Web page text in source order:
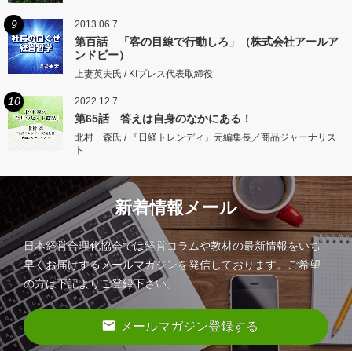
9 2013.06.7
第百話 「客の目線で行動しろ」（株式会社アールア
ンドビー）
上妻英夫氏 / KIプレス代表取締役
10 2022.12.7
第65話 答えは自身のなかにある！
北村 森氏 / 『日経トレンディ』元編集長／商品ジャーナリス
ト
新着情報メール
日本経営合理化協会では経営コラムや教材の最新情報をいち
早くお届けするメールマガジンを発信しております。ご希望
の方は下記よりご登録下さい。
email メールマガジン登録する